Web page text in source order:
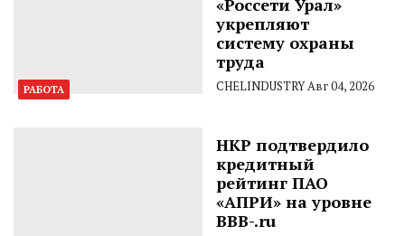
РАБОТА
«Россети Урал»
укрепляют
систему охраны
труда
CHELINDUSTRYАвг 04, 2026
НКР подтвердило
кредитный
рейтинг ПАО
«АПРИ» на уровне
BBB-.ru